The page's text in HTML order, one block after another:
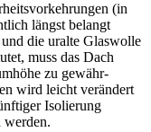
(in
längst belangt
die uralte Glaswolle
muss das Dach
zu gewähr-
wird leicht verändert
Isolierung
werden.